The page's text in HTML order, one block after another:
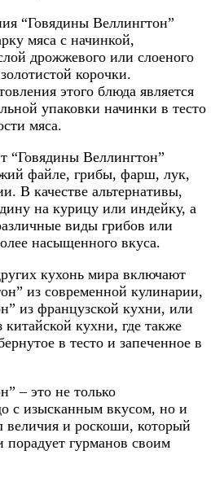
“Говядины Веллингтон”
мяса с начинкой,
дрожжевого или слоеного
корочки.
этого блюда является
упаковки начинки в тесто
мяса.
“Говядины Веллингтон”
файле, грибы, фарш, лук,
В качестве альтернативы,
на курицу или индейку, а
виды грибов или
насыщенного вкуса.
кухонь мира включают
из современной кулинарии,
из французской кухни, или
кухни, где также
в тесто и запеченное в
– это не только
с изысканным вкусом, но и
величия и роскоши, который
порадует гурманов своим